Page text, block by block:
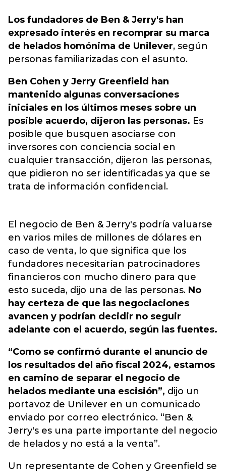
Los fundadores de Ben & Jerry's han
expresado interés en recomprar su marca
de helados homónima de Unilever, según
personas familiarizadas con el asunto.
Ben Cohen y Jerry Greenfield han
mantenido algunas conversaciones
iniciales en los últimos meses sobre un
posible acuerdo, dijeron las personas. Es
posible que busquen asociarse con
inversores con conciencia social en
cualquier transacción, dijeron las personas,
que pidieron no ser identificadas ya que se
trata de información confidencial.
El negocio de Ben & Jerry's podría valuarse
en varios miles de millones de dólares en
caso de venta, lo que significa que los
fundadores necesitarían patrocinadores
financieros con mucho dinero para que
esto suceda, dijo una de las personas. No
hay certeza de que las negociaciones
avancen y podrían decidir no seguir
adelante con el acuerdo, según las fuentes.
“Como se confirmó durante el anuncio de
los resultados del año fiscal 2024, estamos
en camino de separar el negocio de
helados mediante una escisión”, dijo un
portavoz de Unilever en un comunicado
enviado por correo electrónico. “Ben &
Jerry's es una parte importante del negocio
de helados y no está a la venta”.
Un representante de Cohen y Greenfield se